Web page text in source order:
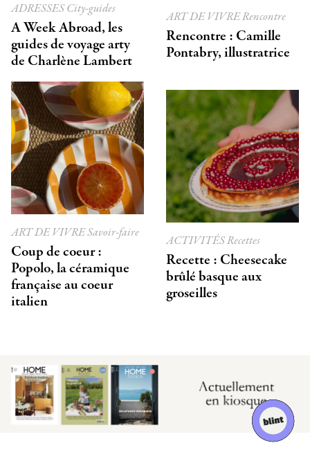
ADRESSESCity-guides
A Week Abroad, les
guides de voyage arty
de Charlène Lambert
ART DE VIVRERencontre
Rencontre : Camille
Pontabry, illustratrice
ART DE VIVRESavoir-faire
Coup de coeur :
Popolo, la céramique
française au coeur
italien
ACTIVITÉSRecettes
Recette : Cheesecake
brûlé basque aux
groseilles